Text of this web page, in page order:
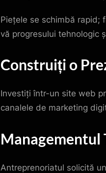
Piețele se schimbă
vă progresului tehnologic
Construiți o
Investiți într-un site web
canalele de marketing
Antreprenoriatul solicită